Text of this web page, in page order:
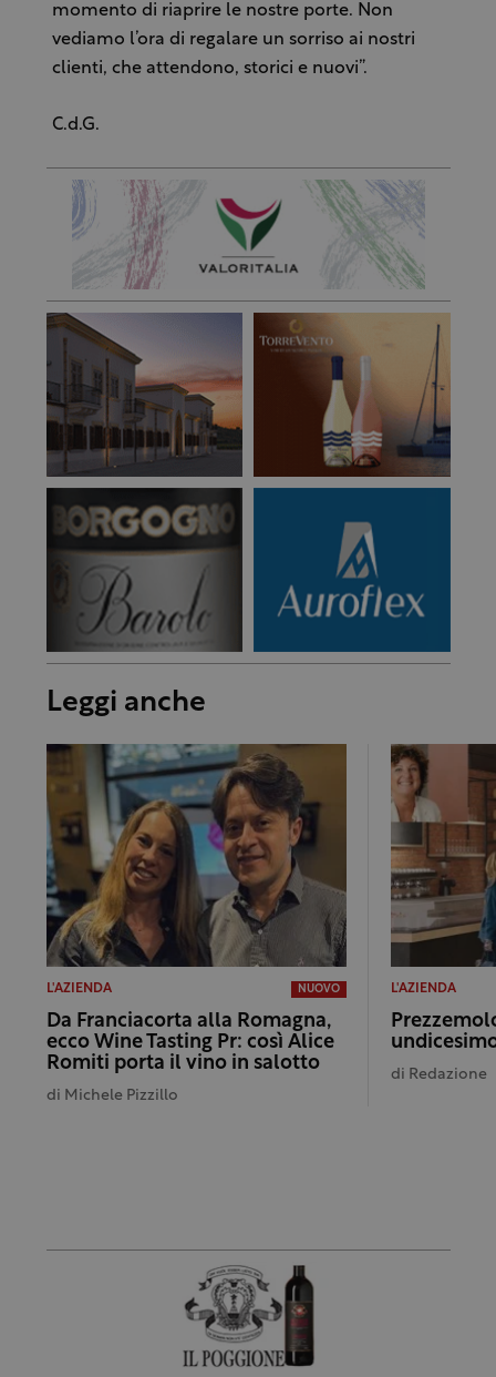
momento di riaprire le nostre porte. Non
vediamo l’ora di regalare un sorriso ai nostri
clienti, che attendono, storici e nuovi”.
C.d.G.
Leggi anche
L'AZIENDA NUOVO
Da Franciacorta alla Romagna,
ecco Wine Tasting Pr: così Alice
Romiti porta il vino in salotto
di Michele Pizzillo
L'AZIENDA
di Redazione